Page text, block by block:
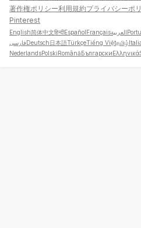
著作権ポリシー利用規約プライバシーポ
Pinterest
English简体中文हिन्दीEspañolFrançaisالعربية
فارسیDeutsch日本語TürkçeTiếng Việtதமிழ்
NederlandsPolskiRomânăБългарскиΕλληνικά